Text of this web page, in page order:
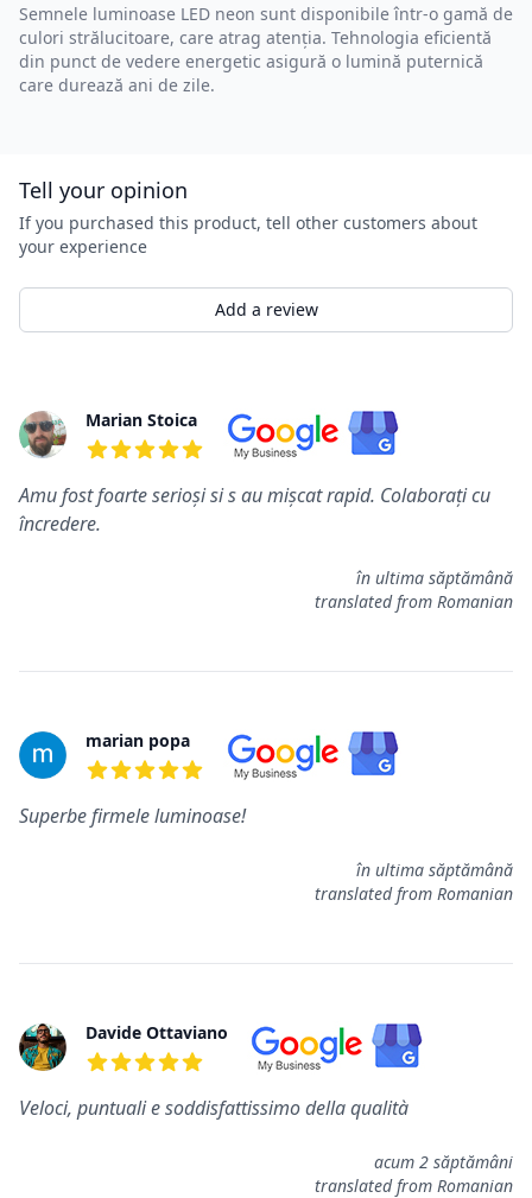
Semnele luminoase LED neon sunt disponibile într-o gamă de
culori strălucitoare, care atrag atenția. Tehnologia eficientă
din punct de vedere energetic asigură o lumină puternică
care durează ani de zile.
Tell your opinion
If you purchased this product, tell other customers about
your experience
Add a review
RewiewsMarian Stoica
Amu fost foarte serioși si s au mișcat rapid. Colaborați cu
încredere.
în ultima săptămână
translated from Romanian
marian popa
Superbe firmele luminoase!
în ultima săptămână
translated from Romanian
Davide Ottaviano
Veloci, puntuali e soddisfattissimo della qualità
acum 2 săptămâni
translated from Romanian